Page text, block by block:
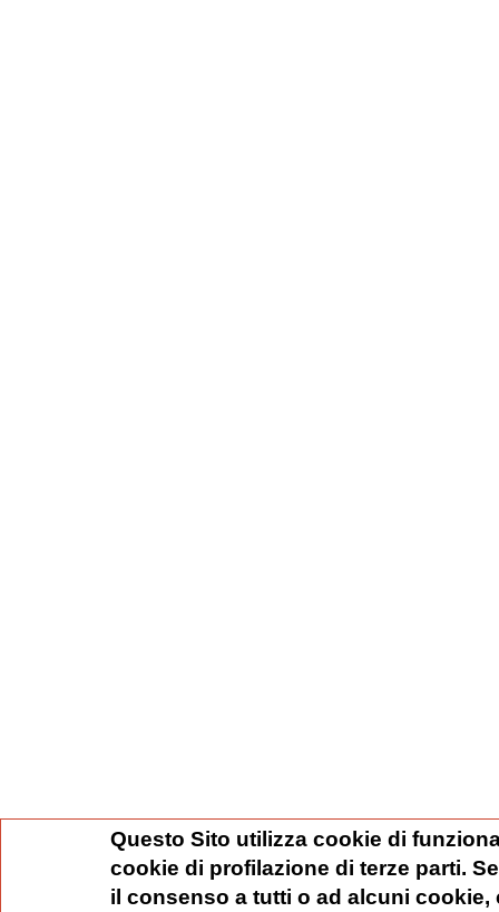
Questo Sito utilizza cookie di
cookie di profilazione di terze parti.
il consenso a tutti o ad alcuni